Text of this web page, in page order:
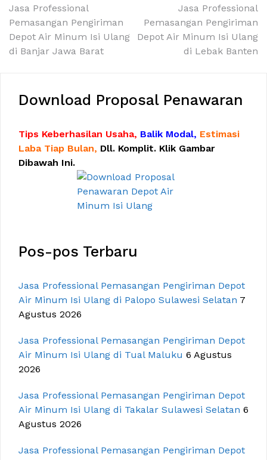
Navigasi
pos
Jasa Professional
Pemasangan Pengiriman
Depot Air Minum Isi Ulang
di Banjar Jawa Barat
Jasa Professional
Pemasangan Pengiriman
Depot Air Minum Isi Ulang
di Lebak Banten
Download Proposal Penawaran
Tips Keberhasilan Usaha, Balik Modal, Estimasi
Laba Tiap Bulan, Dll. Komplit. Klik Gambar
Dibawah Ini.
Pos-pos Terbaru
Jasa Professional Pemasangan Pengiriman Depot
Air Minum Isi Ulang di Palopo Sulawesi Selatan 7
Agustus 2026
Jasa Professional Pemasangan Pengiriman Depot
Air Minum Isi Ulang di Tual Maluku 6 Agustus
2026
Jasa Professional Pemasangan Pengiriman Depot
Air Minum Isi Ulang di Takalar Sulawesi Selatan 6
Agustus 2026
Jasa Professional Pemasangan Pengiriman Depot